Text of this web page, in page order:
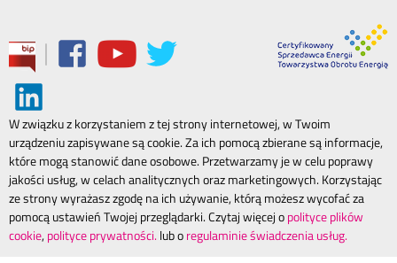
|
W związku z korzystaniem z tej strony internetowej, w Twoim
urządzeniu zapisywane są cookie. Za ich pomocą zbierane są informacje,
które mogą stanowić dane osobowe. Przetwarzamy je w celu poprawy
jakości usług, w celach analitycznych oraz marketingowych. Korzystając
ze strony wyrażasz zgodę na ich używanie, którą możesz wycofać za
pomocą ustawień Twojej przeglądarki. Czytaj więcej opolityce plików
cookie,polityce prywatności. lub oregulaminie świadczenia usług.